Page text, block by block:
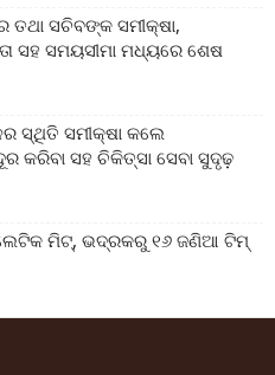
ସଚିବଙ୍କ ସମୀକ୍ଷା,
ସହ ସମୟସୀମା ମଧ୍ୟରେ ଶେଷ
ସ୍ଥିତି ସମୀକ୍ଷା କଲେ
କରିବା ସହ ଚିକିତ୍ସା ସେବା ସୁଦୃଢ଼
ମିଟ୍‌, ଭଦ୍ରକରୁ ୧୬ ଜଣିଆ ଟିମ୍